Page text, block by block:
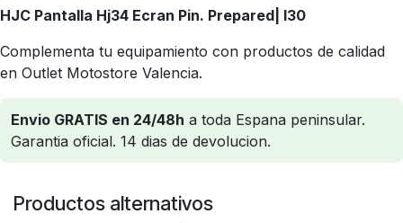
HJC Pantalla Hj34 Ecran Pin. Prepared | I30
Complementa tu equipamiento con productos de calidad
en Outlet Motostore Valencia.
Envio GRATIS en 24/48h a toda Espana peninsular.
Garantia oficial. 14 dias de devolucion.
Productos alternativos